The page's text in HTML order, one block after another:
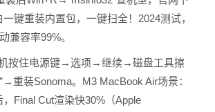
键重装内置包，一键扫全！2024测试，
兼容率99%。
按住电源键→选项→继续→磁盘工具擦
重装Sonoma。M3 MacBook Air场景：
Final Cut渲染快30%（Apple